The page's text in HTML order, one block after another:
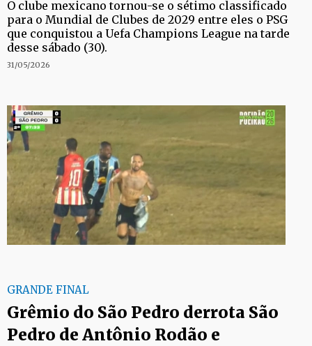
O clube mexicano tornou-se o sétimo classificado
para o Mundial de Clubes de 2029 entre eles o PSG
que conquistou a Uefa Champions League na tarde
desse sábado (30).
31/05/2026
GRANDE FINAL
Grêmio do São Pedro derrota São
Pedro de Antônio Rodão e